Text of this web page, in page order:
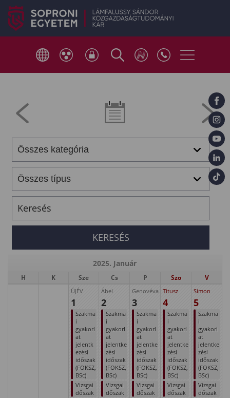
2025. Január
H K Sze Cs P Szo V
ÚJÉV
1
Szakma
i
gyakorl
at
jelentk
ezési
időszak
(FOKSZ,
BSc)
Vizsgai
dőszak
Ábel
2
Szakma
i
gyakorl
at
jelentke
zési
időszak
(FOKSZ,
BSc)
Vizsgai
dőszak
Genovéva
3
Szakma
i
gyakorl
at
jelentke
zési
időszak
(FOKSZ,
BSc)
Vizsgai
dőszak
Titusz
4
Szakma
i
gyakorl
at
jelentke
zési
időszak
(FOKSZ,
BSc)
Vizsgai
dőszak
Simon
5
Szakma
i
gyakorl
at
jelentke
zési
időszak
(FOKSZ,
BSc)
Vizsgai
dőszak